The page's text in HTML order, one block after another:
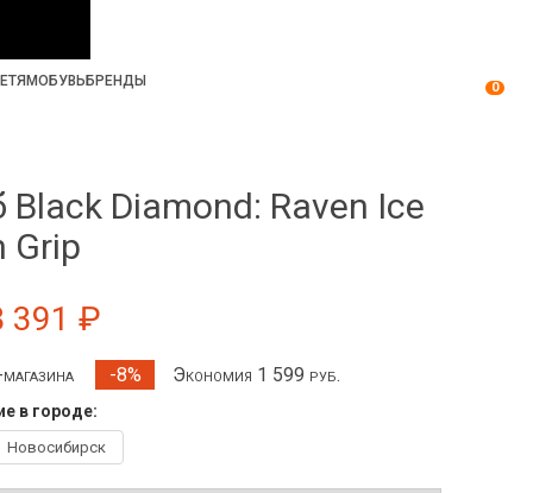
ОБУВЬ БРЕНДЫ 0
Diamond: Raven Ice
Grip
391 ₽
-8% Экономия 1 599 руб.
в городе:
Новосибирск